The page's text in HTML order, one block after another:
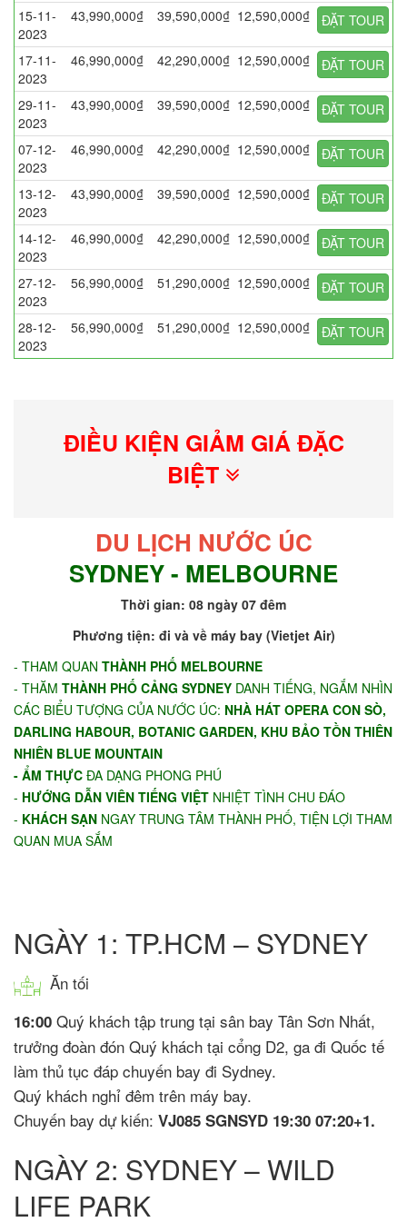
15-11-
2023
43,990,000₫ 39,590,000₫ 12,590,000₫ ĐẶT TOUR
17-11-
2023
46,990,000₫ 42,290,000₫ 12,590,000₫ ĐẶT TOUR
29-11-
2023
43,990,000₫ 39,590,000₫ 12,590,000₫ ĐẶT TOUR
07-12-
2023
46,990,000₫ 42,290,000₫ 12,590,000₫ ĐẶT TOUR
13-12-
2023
43,990,000₫ 39,590,000₫ 12,590,000₫ ĐẶT TOUR
14-12-
2023
46,990,000₫ 42,290,000₫ 12,590,000₫ ĐẶT TOUR
27-12-
2023
56,990,000₫ 51,290,000₫ 12,590,000₫ ĐẶT TOUR
28-12-
2023
56,990,000₫ 51,290,000₫ 12,590,000₫ ĐẶT TOUR
ĐIỀU KIỆN GIẢM GIÁ ĐẶC
BIỆT
DU LỊCH NƯỚC ÚC
SYDNEY - MELBOURNE
Thời gian: 08 ngày 07 đêm
Phương tiện: đi và về máy bay (Vietjet Air)
- THAM QUAN THÀNH PHỐ MELBOURNE
- THĂM THÀNH PHỐ CẢNG SYDNEY DANH TIẾNG, NGẮM NHÌN
CÁC BIỂU TƯỢNG CỦA NƯỚC ÚC: NHÀ HÁT OPERA CON SÒ,
DARLING HABOUR, BOTANIC GARDEN, KHU BẢO TỒN THIÊN
NHIÊN BLUE MOUNTAIN
- ẨM THỰC ĐA DẠNG PHONG PHÚ
- HƯỚNG DẪN VIÊN TIẾNG VIỆT NHIỆT TÌNH CHU ĐÁO
- KHÁCH SẠN NGAY TRUNG TÂM THÀNH PHỐ, TIỆN LỢI THAM
QUAN MUA SẮM
NGÀY 1: TP.HCM – SYDNEY
Ăn tối
16:00 Quý khách tập trung tại sân bay Tân Sơn Nhất,
trưởng đoàn đón Quý khách tại cổng D2, ga đi Quốc tế
làm thủ tục đáp chuyến bay đi Sydney.
Quý khách nghỉ đêm trên máy bay.
Chuyến bay dự kiến: VJ085 SGNSYD 19:30 07:20+1.
NGÀY 2: SYDNEY – WILD
LIFE PARK